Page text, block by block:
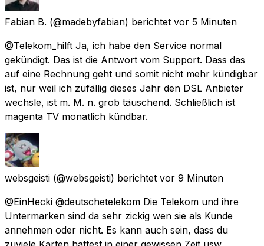
Fabian B. (@madebyfabian) berichtet vor 5 Minuten
@Telekom_hilft Ja, ich habe den Service normal
gekündigt. Das ist die Antwort vom Support. Dass das
auf eine Rechnung geht und somit nicht mehr kündigbar
ist, nur weil ich zufällig dieses Jahr den DSL Anbieter
wechsle, ist m. M. n. grob täuschend. Schließlich ist
magenta TV monatlich kündbar.
websgeisti (@websgeisti) berichtet vor 9 Minuten
@EinHecki @deutschetelekom Die Telekom und ihre
Untermarken sind da sehr zickig wen sie als Kunde
annehmen oder nicht. Es kann auch sein, dass du